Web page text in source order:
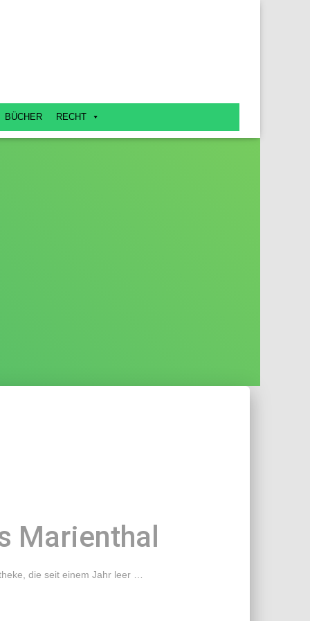
BÜCHER RECHT
Marienthal
die seit einem Jahr leer